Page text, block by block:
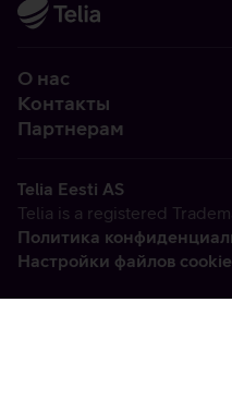
О нас
Контакты
Партнерам
Telia Eesti AS
Telia is a registered
Политика
Настройки файлов cookie